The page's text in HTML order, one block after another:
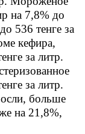
на 7,8% до
536 тенге за
кефира,
за литр.
за литр.
больше
на 21,8%,